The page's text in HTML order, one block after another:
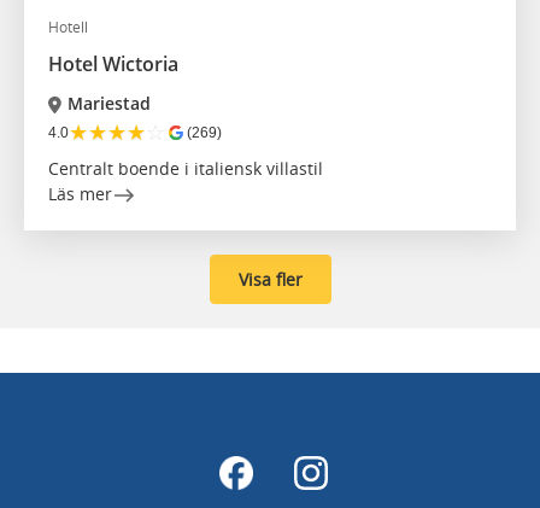
Hotell
Hotel Wictoria
Mariestad
4.0★★★★☆ (269)
Centralt boende i italiensk villastil
Läs mer
Visa fler